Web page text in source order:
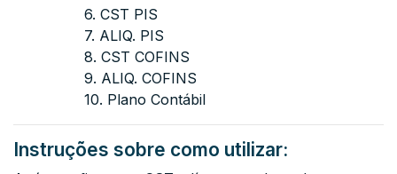
6. CST PIS
7. ALIQ. PIS
8. CST COFINS
9. ALIQ. COFINS
10. Plano Contábil
Instruções sobre como utilizar: